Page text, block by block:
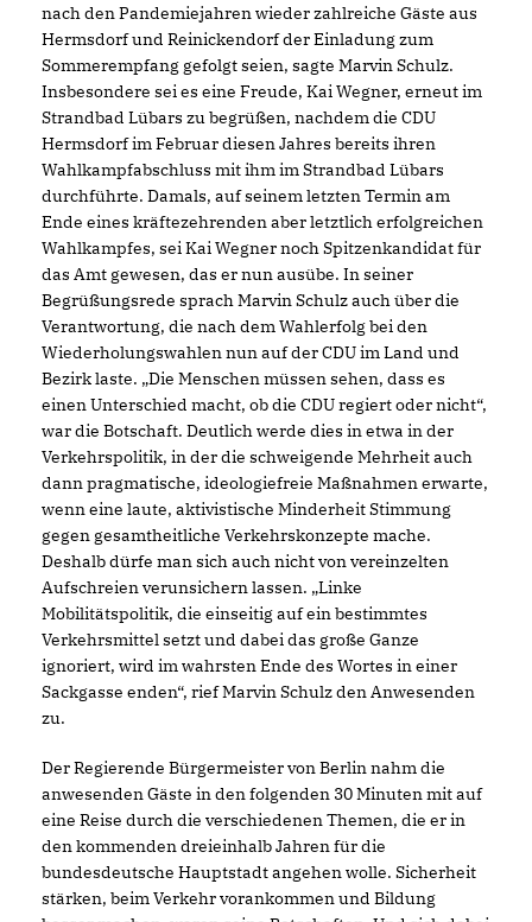
nach den Pandemiejahren wieder zahlreiche Gäste aus
Hermsdorf und Reinickendorf der Einladung zum
Sommerempfang gefolgt seien, sagte Marvin Schulz.
Insbesondere sei es eine Freude, Kai Wegner, erneut im
Strandbad Lübars zu begrüßen, nachdem die CDU
Hermsdorf im Februar diesen Jahres bereits ihren
Wahlkampfabschluss mit ihm im Strandbad Lübars
durchführte. Damals, auf seinem letzten Termin am
Ende eines kräftezehrenden aber letztlich erfolgreichen
Wahlkampfes, sei Kai Wegner noch Spitzenkandidat für
das Amt gewesen, das er nun ausübe. In seiner
Begrüßungsrede sprach Marvin Schulz auch über die
Verantwortung, die nach dem Wahlerfolg bei den
Wiederholungswahlen nun auf der CDU im Land und
Bezirk laste. „Die Menschen müssen sehen, dass es
einen Unterschied macht, ob die CDU regiert oder nicht“,
war die Botschaft. Deutlich werde dies in etwa in der
Verkehrspolitik, in der die schweigende Mehrheit auch
dann pragmatische, ideologiefreie Maßnahmen erwarte,
wenn eine laute, aktivistische Minderheit Stimmung
gegen gesamtheitliche Verkehrskonzepte mache.
Deshalb dürfe man sich auch nicht von vereinzelten
Aufschreien verunsichern lassen. „Linke
Mobilitätspolitik, die einseitig auf ein bestimmtes
Verkehrsmittel setzt und dabei das große Ganze
ignoriert, wird im wahrsten Ende des Wortes in einer
Sackgasse enden“, rief Marvin Schulz den Anwesenden
zu.
Der Regierende Bürgermeister von Berlin nahm die
anwesenden Gäste in den folgenden 30 Minuten mit auf
eine Reise durch die verschiedenen Themen, die er in
den kommenden dreieinhalb Jahren für die
bundesdeutsche Hauptstadt angehen wolle. Sicherheit
stärken, beim Verkehr vorankommen und Bildung